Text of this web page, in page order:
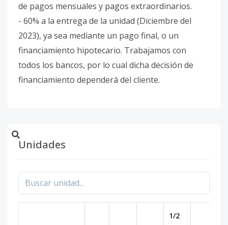
de pagos mensuales y pagos extraordinarios.
- 60% a la entrega de la unidad (Diciembre del
2023), ya sea mediante un pago final, o un
financiamiento hipotecario. Trabajamos con
todos los bancos, por lo cual dicha decisión de
financiamiento dependerá del cliente.
Unidades
1/2